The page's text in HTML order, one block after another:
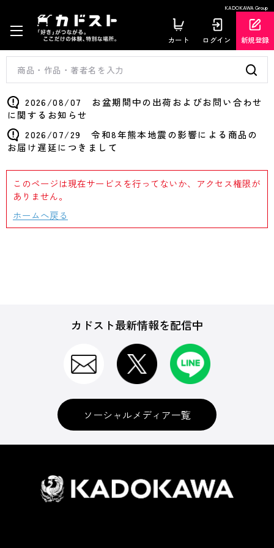
KADOKAWA Group
カート ログイン 新規登録
2026/08/07 お盆期間中の出荷およびお問い合わせ
に関するお知らせ
2026/07/29 令和8年熊本地震の影響による商品の
お届け遅延につきまして
このページは現在サービスを行ってないか、アクセス権限が
ありません。
ホームへ戻る
カドスト最新情報を配信中
ソーシャルメディア一覧